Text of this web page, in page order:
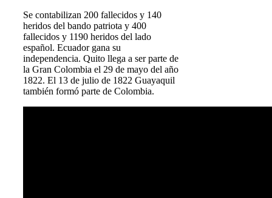
Se contabilizan 200 fallecidos y 140
heridos del bando patriota y 400
fallecidos y 1190 heridos del lado
español. Ecuador gana su
independencia. Quito llega a ser parte de
la Gran Colombia el 29 de mayo del año
1822. El 13 de julio de 1822 Guayaquil
también formó parte de Colombia.